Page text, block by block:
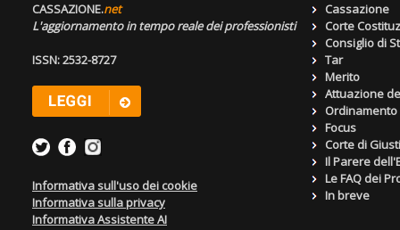
CASSAZIONE.net
L'aggiornamento in tempo reale dei professionisti
ISSN: 2532-8727
Informativa sull'uso dei cookie
Informativa sulla privacy
Informativa Assistente AI
Cassazione
Corte
Consiglio di
Tar
Merito
Attuazione
Focus
Corte di
Il Parere
Le FAQ dei
In breve